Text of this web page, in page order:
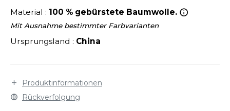
LABEL / TEAR AWAY
ROW
OF THE LOOM
OF THE LOOM VINTAGE
Material : 100 % gebürstete Baumwolle.
Mit Ausnahme bestimmter Farbvarianten
Ursprungsland : China
Produktinformationen
Rückverfolgung